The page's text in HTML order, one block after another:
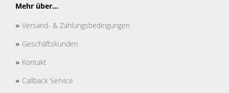
Mehr über...
» Versand- & Zahlungsbedingungen
» Geschäftskunden
» Kontakt
» Callback Service